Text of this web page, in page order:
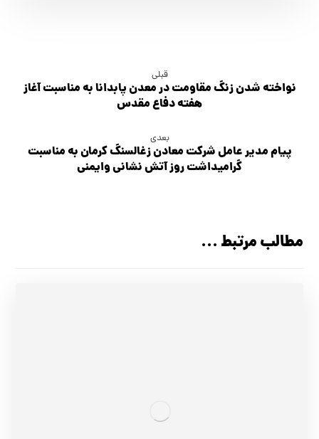
قبلی
نواخته شدن زنگ مقاومت در معدن پابدانا به مناسبت آغاز
هفته دفاع مقدس
بعدی
پیام مدیر عامل شرکت معادن زغالسنگ کرمان به مناسبت
گرامیداشت روز آتش نشانی وایمنی
مطالب مرتبط ...